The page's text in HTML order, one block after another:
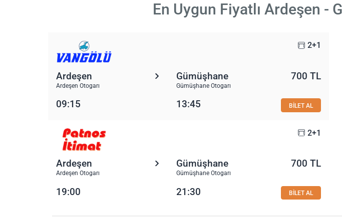
En Uygun Fiyatlı Ardeşen -
2+1
Ardeşen
Ardeşen Otogarı
Gümüşhane
Gümüşhane Otogarı
700 TL
09:15 13:45 BİLET AL
2+1
Ardeşen
Ardeşen Otogarı
Gümüşhane
Gümüşhane Otogarı
700 TL
19:00 21:30 BİLET AL